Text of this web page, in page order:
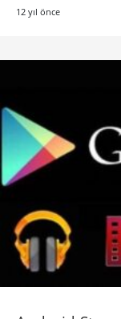
12 yıl önce